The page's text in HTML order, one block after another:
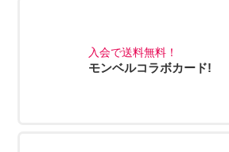
入会で送料無料！
モンベルコラボカード!